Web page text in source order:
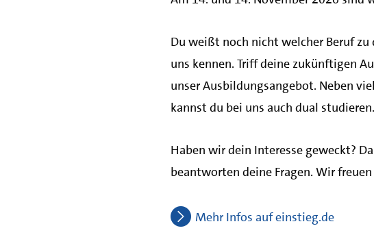
Du weißt noch nicht welcher Beruf
uns kennen. Triff deine zukünftigen
unser Ausbildungsangebot. Neben
kannst du bei uns auch dual studieren.
Haben wir dein Interesse geweckt?
beantworten deine Fragen. Wir
Mehr Infos auf einstieg.de